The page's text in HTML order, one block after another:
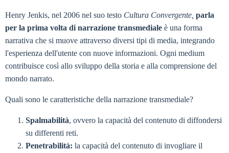
Henry Jenkis, nel 2006 nel suo testo Cultura Convergente, parla
per la prima volta di narrazione transmediale è una forma
narrativa che si muove attraverso diversi tipi di media, integrando
l'esperienza dell'utente con nuove informazioni. Ogni medium
contribuisce così allo sviluppo della storia e alla comprensione del
mondo narrato.
Quali sono le caratteristiche della narrazione transmediale?
Spalmabilità, ovvero la capacità del contenuto di diffondersi
su differenti reti.
Penetrabilità: la capacità del contenuto di invogliare il